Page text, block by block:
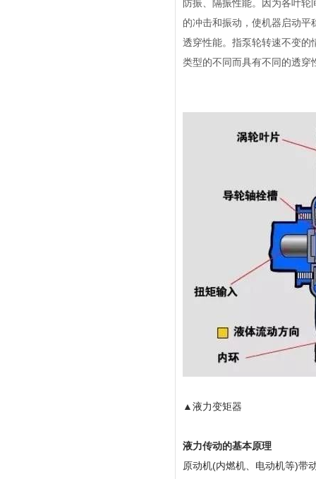
防振、隔振性能。因为各叶轮
的冲击和振动，使机器启动
透穿性能。指泵轮转速不变的
类型的不同而具有不同的透穿
▲液力变矩器
液力传动的基本原理
原动机(内燃机、电动机等)带